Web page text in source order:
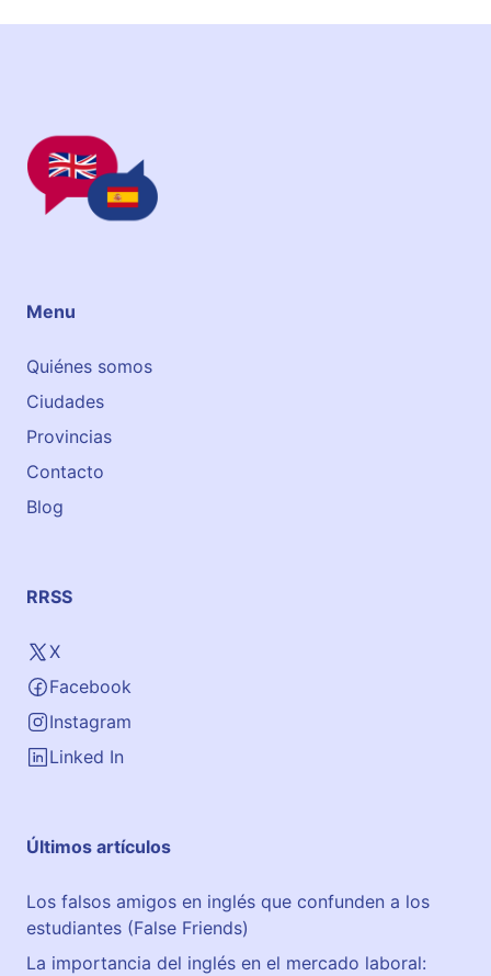
v
a
r
e
Menu
Quiénes somos
Ciudades
Provincias
Contacto
Blog
RRSS
X
Facebook
Instagram
Linked In
Últimos artículos
Los falsos amigos en inglés que confunden a los
estudiantes (False Friends)
La importancia del inglés en el mercado laboral: